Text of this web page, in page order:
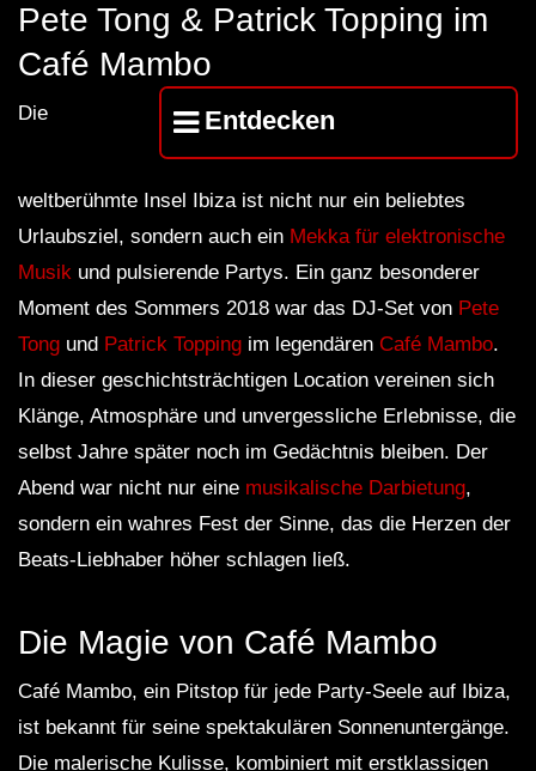
Pete Tong & Patrick Topping im
Café Mambo
Entdecken
Die
weltberühmte Insel Ibiza ist nicht nur ein beliebtes
Urlaubsziel, sondern auch ein Mekka für elektronische
Musik und pulsierende Partys. Ein ganz besonderer
Moment des Sommers 2018 war das DJ-Set von Pete
Tong und Patrick Topping im legendären Café Mambo.
In dieser geschichtsträchtigen Location vereinen sich
Klänge, Atmosphäre und unvergessliche Erlebnisse, die
selbst Jahre später noch im Gedächtnis bleiben. Der
Abend war nicht nur eine musikalische Darbietung,
sondern ein wahres Fest der Sinne, das die Herzen der
Beats-Liebhaber höher schlagen ließ.
Die Magie von Café Mambo
Café Mambo, ein Pitstop für jede Party-Seele auf Ibiza,
ist bekannt für seine spektakulären Sonnenuntergänge.
Die malerische Kulisse, kombiniert mit erstklassigen